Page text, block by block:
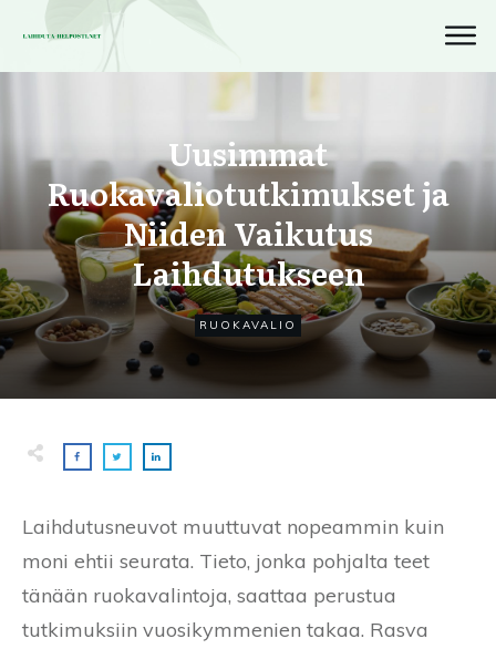
Uusimmat
Ruokavaliotutkimukset ja
Niiden Vaikutus
Laihdutukseen
RUOKAVALIO
Laihdutusneuvot muuttuvat nopeammin kuin
moni ehtii seurata. Tieto, jonka pohjalta teet
tänään ruokavalintoja, saattaa perustua
tutkimuksiin vuosikymmenien takaa. Rasva